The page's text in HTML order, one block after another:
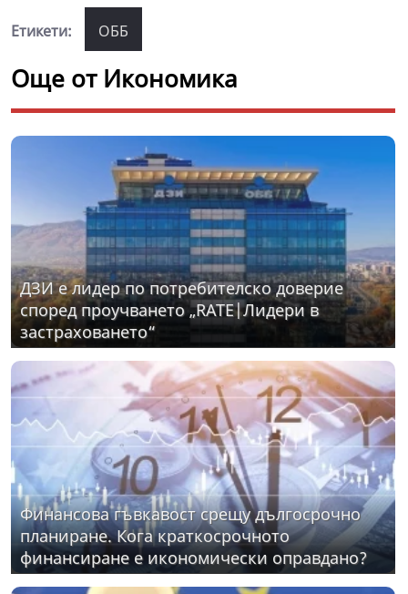
Етикети: ОББ
Още от Икономика
ДЗИ е лидер по потребителско доверие
според проучването „RATE|Лидери в
застраховането“
Финансова гъвкавост срещу дългосрочно
планиране. Кога краткосрочното
финансиране е икономически оправдано?